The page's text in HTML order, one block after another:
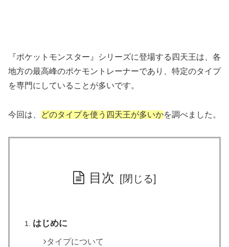
『ポケットモンスター』シリーズに登場する四天王は、各
地方の最高峰のポケモントレーナーであり、特定のタイプ
を専門にしていることが多いです。
今回は、 どのタイプを使う四天王が多いかを調べました。
目次
はじめに
タイプについて